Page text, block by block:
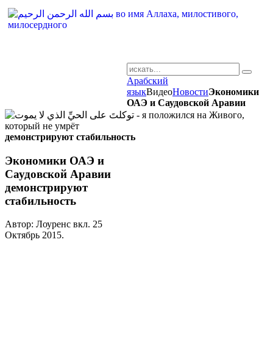
Арабский
языкВидеоНовостиЭкономики
ОАЭ и Саудовской Аравии
демонстрируют стабильность
Экономики ОАЭ и
Саудовской Аравии
демонстрируют
стабильность
Автор: Лоуренс вкл. 25
Октябрь 2015.